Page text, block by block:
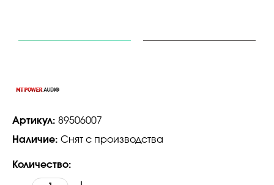
Артикул: 89506007
Наличие: Снят с производства
Количество: